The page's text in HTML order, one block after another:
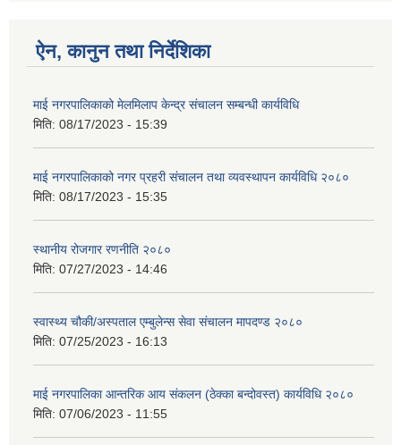
ऐन, कानुन तथा निर्देशिका
माई नगरपालिकाको मेलमिलाप केन्द्र संचालन सम्बन्धी कार्यविधि
मिति: 08/17/2023 - 15:39
माई नगरपालिकाको नगर प्रहरी संचालन तथा व्यवस्थापन कार्यविधि २०८०
मिति: 08/17/2023 - 15:35
स्थानीय रोजगार रणनीति २०८०
मिति: 07/27/2023 - 14:46
स्वास्थ्य चौकी/अस्पताल एम्बुलेन्स सेवा संचालन मापदण्ड २०८०
मिति: 07/25/2023 - 16:13
माई नगरपालिका आन्तरिक आय संकलन (ठेक्का बन्दोवस्त) कार्यविधि २०८०
मिति: 07/06/2023 - 11:55